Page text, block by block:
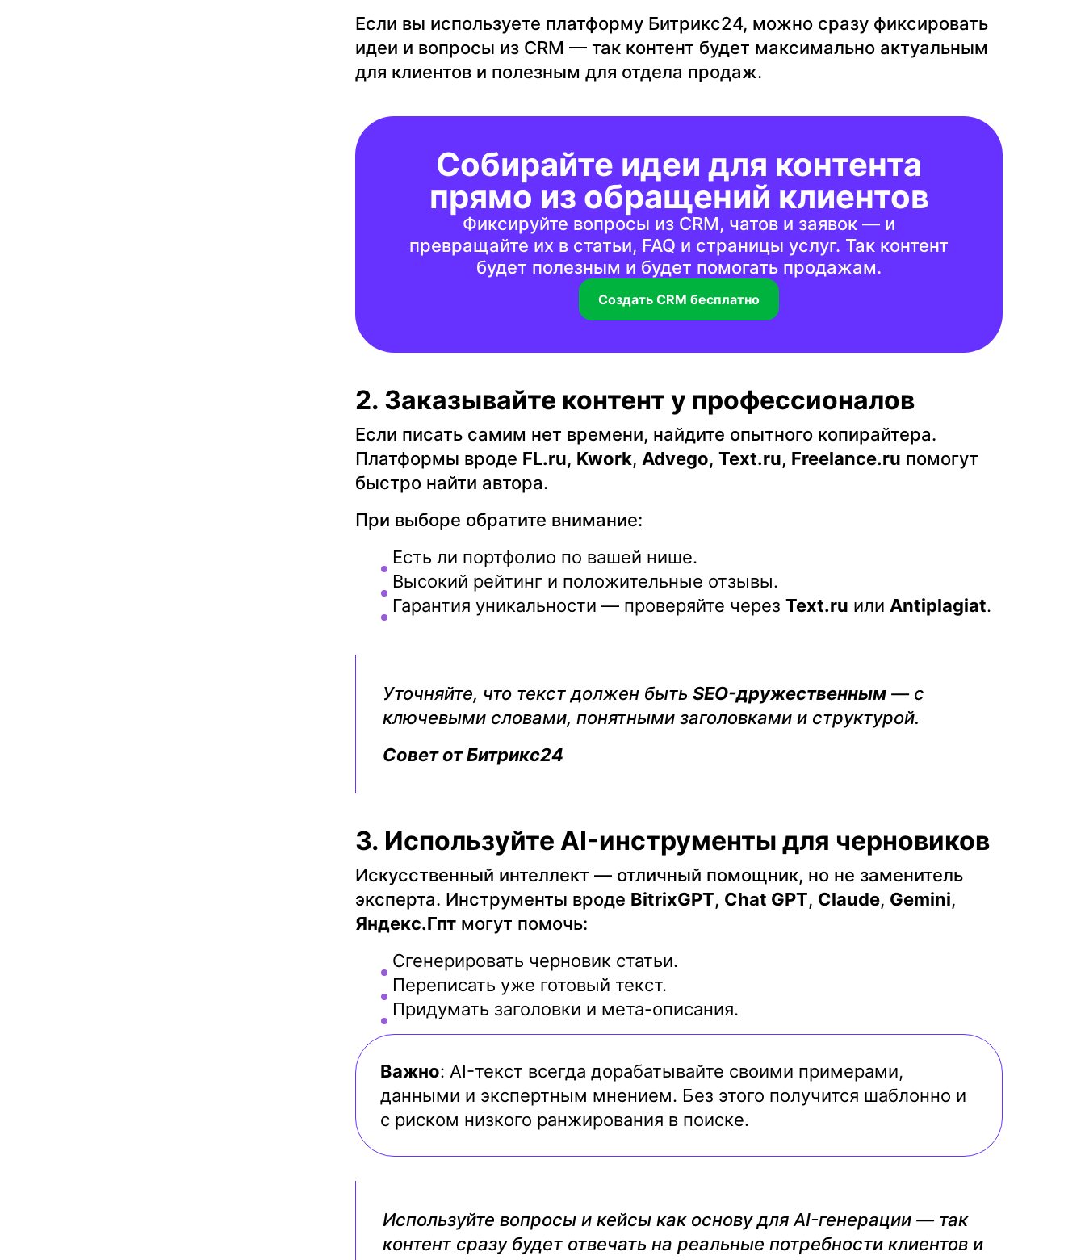
Если вы используете платформу Битрикс24, можно сразу фиксировать
идеи и вопросы из CRM — так контент будет максимально актуальным
для клиентов и полезным для отдела продаж.
Собирайте идеи для контента
прямо из обращений клиентов
Фиксируйте вопросы из CRM, чатов и заявок — и
превращайте их в статьи, FAQ и страницы услуг. Так контент
будет полезным и будет помогать продажам.
Создать CRM бесплатно
2. Заказывайте контент у профессионалов
Если писать самим нет времени, найдите опытного копирайтера.
Платформы вроде FL.ru, Kwork, Advego, Text.ru, Freelance.ru помогут
быстро найти автора.
При выборе обратите внимание:
Есть ли портфолио по вашей нише.
Высокий рейтинг и положительные отзывы.
Гарантия уникальности — проверяйте черезText.ru или Antiplagiat.
Уточняйте, что текст должен быть SEO-дружественным — с
ключевыми словами, понятными заголовками и структурой.
Совет от Битрикс24
3. Используйте AI-инструменты для черновиков
Искусственный интеллект — отличный помощник, но не заменитель
эксперта. Инструменты вроде BitrixGPT, Chat GPT, Claude, Gemini,
Яндекс.Гпт могут помочь:
Сгенерировать черновик статьи.
Переписать уже готовый текст.
Придумать заголовки и мета-описания.
Важно: AI-текст всегда дорабатывайте своими примерами,
данными и экспертным мнением. Без этого получится шаблонно и
с риском низкого ранжирования в поиске.
Используйте вопросы и кейсы как основу для AI-генерации — так
контент сразу будет отвечать на реальные потребности клиентов и